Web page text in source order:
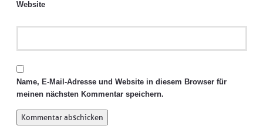
Website
Name, E-Mail-Adresse und Website in diesem Browser für
meinen nächsten Kommentar speichern.